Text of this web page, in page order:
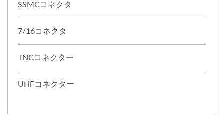
SSMCコネクタ
7/16コネクタ
TNCコネクター
UHFコネクター